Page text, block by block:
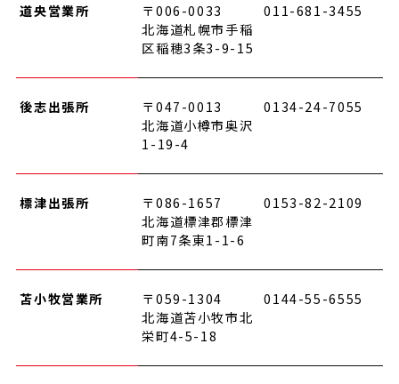
道央営業所
〒006-0033
北海道札幌市手稲
区稲穂3条3-9-15
011-681-3455
後志出張所
〒047-0013
北海道小樽市奥沢
1-19-4
0134-24-7055
標津出張所
〒086-1657
北海道標津郡標津
町南7条東1-1-6
0153-82-2109
苫小牧営業所
〒059-1304
北海道苫小牧市北
栄町4-5-18
0144-55-6555